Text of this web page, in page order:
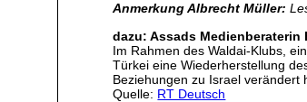
Anmerkung Albrecht Müller:
dazu: Assads Medienberaterin
Im Rahmen des Waldai-Klubs,
Türkei eine Wiederherstellung
Beziehungen zu Israel verändert
Quelle: RT Deutsch